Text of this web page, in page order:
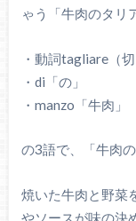
ゃう「牛肉のタリ
・動詞tagliare（
・di「の」
・manzo「牛肉」
の3語で、「牛肉
焼いた牛肉と野菜
やソースが味の決